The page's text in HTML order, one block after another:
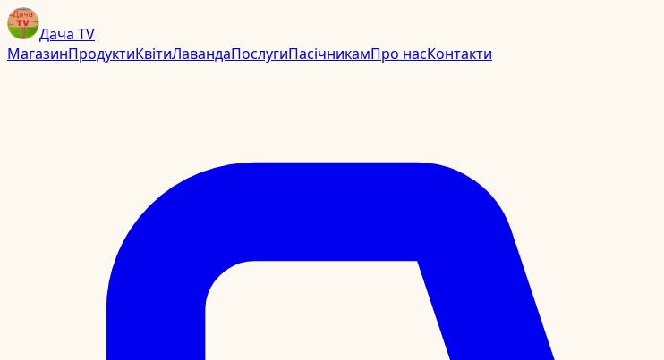
Дача TV
МагазинПродуктиКвітиЛавандаПослугиПасічникамПро насКонтакти